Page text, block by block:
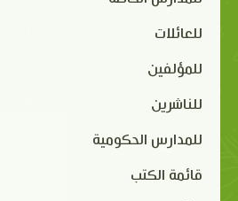
للعائلات
للمؤلفين
للناشرين
للمدارس الحكومية
قائمة الكتب